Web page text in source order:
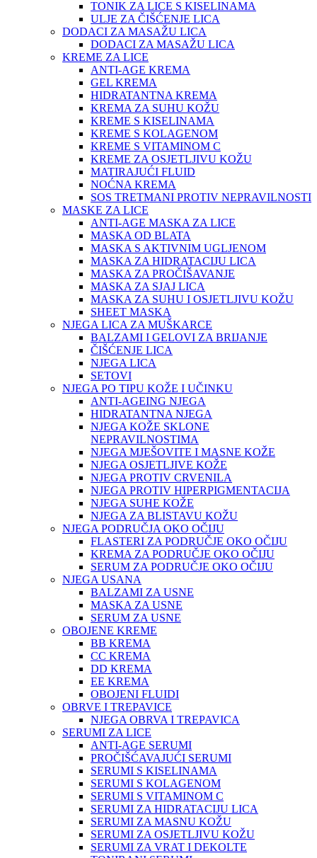
TONIK ZA LICE S KISELINAMA
ULJE ZA ČIŠĆENJE LICA
DODACI ZA MASAŽU LICA
DODACI ZA MASAŽU LICA
KREME ZA LICE
ANTI-AGE KREMA
GEL KREMA
HIDRATANTNA KREMA
KREMA ZA SUHU KOŽU
KREME S KISELINAMA
KREME S KOLAGENOM
KREME S VITAMINOM C
KREME ZA OSJETLJIVU KOŽU
MATIRAJUĆI FLUID
NOĆNA KREMA
SOS TRETMANI PROTIV NEPRAVILNOSTI
MASKE ZA LICE
ANTI-AGE MASKA ZA LICE
MASKA OD BLATA
MASKA S AKTIVNIM UGLJENOM
MASKA ZA HIDRATACIJU LICA
MASKA ZA PROČIŠAVANJE
MASKA ZA SJAJ LICA
MASKA ZA SUHU I OSJETLJIVU KOŽU
SHEET MASKA
NJEGA LICA ZA MUŠKARCE
BALZAMI I GELOVI ZA BRIJANJE
ČIŠĆENJE LICA
NJEGA LICA
SETOVI
NJEGA PO TIPU KOŽE I UČINKU
ANTI-AGEING NJEGA
HIDRATANTNA NJEGA
NJEGA KOŽE SKLONE
NEPRAVILNOSTIMA
NJEGA MJEŠOVITE I MASNE KOŽE
NJEGA OSJETLJIVE KOŽE
NJEGA PROTIV CRVENILA
NJEGA PROTIV HIPERPIGMENTACIJA
NJEGA SUHE KOŽE
NJEGA ZA BLISTAVU KOŽU
NJEGA PODRUČJA OKO OČIJU
FLASTERI ZA PODRUČJE OKO OČIJU
KREMA ZA PODRUČJE OKO OČIJU
SERUM ZA PODRUČJE OKO OČIJU
NJEGA USANA
BALZAMI ZA USNE
MASKA ZA USNE
SERUM ZA USNE
OBOJENE KREME
BB KREMA
CC KREMA
DD KREMA
EE KREMA
OBOJENI FLUIDI
OBRVE I TREPAVICE
NJEGA OBRVA I TREPAVICA
SERUMI ZA LICE
ANTI-AGE SERUMI
PROČIŠĆAVAJUĆI SERUMI
SERUMI S KISELINAMA
SERUMI S KOLAGENOM
SERUMI S VITAMINOM C
SERUMI ZA HIDRATACIJU LICA
SERUMI ZA MASNU KOŽU
SERUMI ZA OSJETLJIVU KOŽU
SERUMI ZA VRAT I DEKOLTE